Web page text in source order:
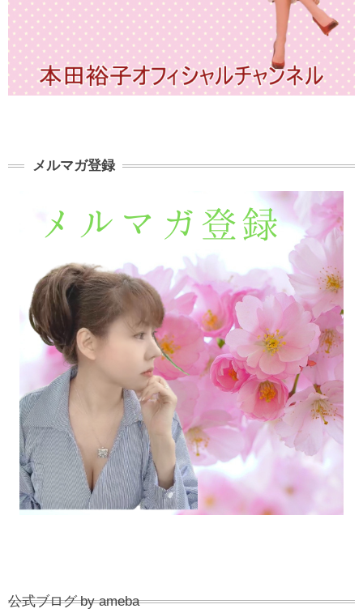
メルマガ登録
公式ブログ by ameba